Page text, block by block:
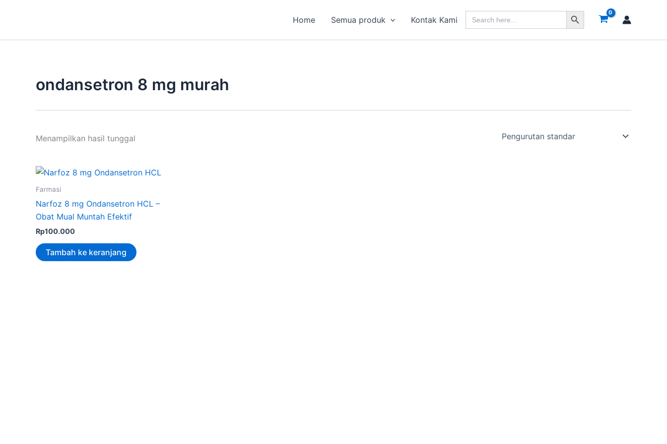
Home Semua produk Kontak Kami
Search
for:
Search Button
ondansetron 8 mg murah
Menampilkan hasil tunggal
Farmasi
Narfoz 8 mg Ondansetron HCL –
Obat Mual Muntah Efektif
Rp100.000
Tambah ke keranjang